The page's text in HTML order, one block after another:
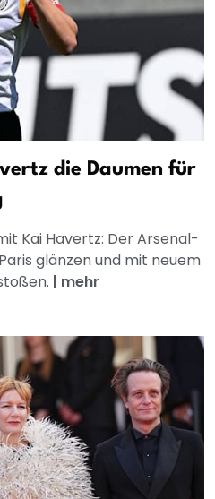
die Daumen für
Kai Havertz: Der Arsenal-
glänzen und mit neuem
| mehr